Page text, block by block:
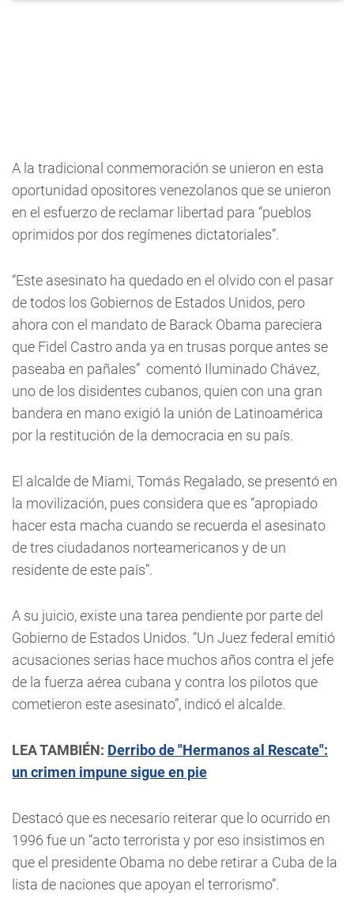
A la tradicional conmemoración se unieron en esta
oportunidad opositores venezolanos que se unieron
en el esfuerzo de reclamar libertad para “pueblos
oprimidos por dos regímenes dictatoriales”.
“Este asesinato ha quedado en el olvido con el pasar
de todos los Gobiernos de Estados Unidos, pero
ahora con el mandato de Barack Obama pareciera
que Fidel Castro anda ya en trusas porque antes se
paseaba en pañales” comentó Iluminado Chávez,
uno de los disidentes cubanos, quien con una gran
bandera en mano exigió la unión de Latinoamérica
por la restitución de la democracia en su país.
El alcalde de Miami, Tomás Regalado, se presentó en
la movilización, pues considera que es “apropiado
hacer esta macha cuando se recuerda el asesinato
de tres ciudadanos norteamericanos y de un
residente de este país”.
A su juicio, existe una tarea pendiente por parte del
Gobierno de Estados Unidos. “Un Juez federal emitió
acusaciones serias hace muchos años contra el jefe
de la fuerza aérea cubana y contra los pilotos que
cometieron este asesinato”, indicó el alcalde.
LEA TAMBIÉN: Derribo de "Hermanos al Rescate":
un crimen impune sigue en pie
Destacó que es necesario reiterar que lo ocurrido en
1996 fue un “acto terrorista y por eso insistimos en
que el presidente Obama no debe retirar a Cuba de la
lista de naciones que apoyan el terrorismo”.